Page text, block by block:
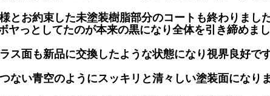
とお約束した未塗装樹脂部分のコートも終わりまし
ヤっとしてたのが本来の黒になり全体を引き締めま
ス面も新品に交換したような状態になり視界良好で
ない青空のようにスッキリと清々しい塗装面になり